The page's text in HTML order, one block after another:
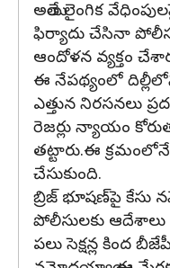
అయితే లైంగిక
ఫిర్యాదు చేసినా
ఆందోళన వ్యక్తం
ఈ నేపథ్యంలో
ఎత్తున నిరసనలు
రెజర్లు న్యాయం
తట్టారు.ఈ
చేసుకుంది.
బ్రిజ్‌ భూషణ్‌పై
పోలీసులకు
పలు సెక్షన్ల కింద